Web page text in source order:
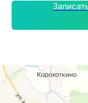
ул. Рыленкова, 11 Б
ул. Рыленкова, 40
пр-д Трамвайный, 6
ул. Шевченко, 65